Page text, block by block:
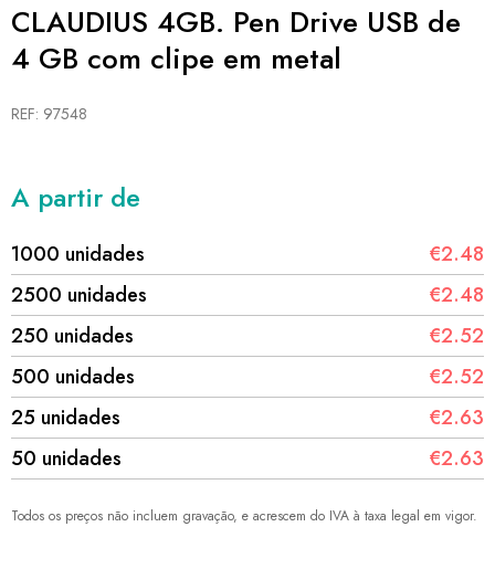
CLAUDIUS 4GB. Pen Drive USB de
4 GB com clipe em metal
REF: 97548
A partir de
1000 unidades
€2.48
2500 unidades
€2.48
250 unidades
€2.52
500 unidades
€2.52
25 unidades
€2.63
50 unidades
€2.63
Todos os preços não incluem gravação, e acrescem do IVA à taxa legal em vigor.